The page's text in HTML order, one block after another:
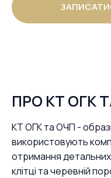
ПРО КТ ОГК
КТ ОГК та ОЧП -
використовують
отримання детальних
клітці та черевній